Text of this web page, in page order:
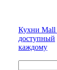
Кухни Mall
доступный
каждому